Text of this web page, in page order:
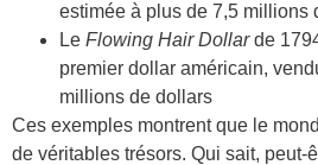
estimée à plus de 7,5 millions
Le Flowing Hair Dollarde
premier dollar américain,
millions de dollars
Ces exemples montrent que le
de véritables trésors. Qui sait, peut-